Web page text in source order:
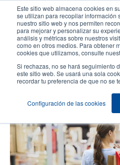
Este sitio web almacena cookies en
se utilizan para recopilar información
nuestro sitio web y nos permiten
para mejorar y personalizar su
análisis y métricas sobre nuestros
como en otros medios. Para obtener
cookies que utilizamos, consulte
Si rechazas, no se hará seguimiento
este sitio web. Se usará una sola
recordar tu preferencia de que no se
Configuración de las cookies
contenido
principal
Header
Unified Commerce